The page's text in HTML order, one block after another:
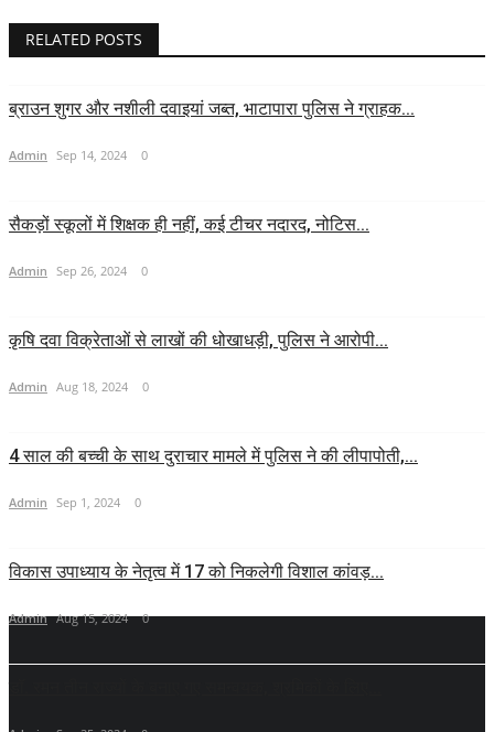
RELATED POSTS
ब्राउन शुगर और नशीली दवाइयां जब्त, भाटापारा पुलिस ने ग्राहक...
Admin Sep 14, 2024 0
सैकड़ों स्कूलों में शिक्षक ही नहीं, कई टीचर नदारद, नोटिस...
Admin Sep 26, 2024 0
कृषि दवा विक्रेताओं से लाखों की धोखाधड़ी, पुलिस ने आरोपी...
Admin Aug 18, 2024 0
4 साल की बच्ची के साथ दुराचार मामले में पुलिस ने की लीपापोती,...
Admin Sep 1, 2024 0
विकास उपाध्याय के नेतृत्व में 17 को निकलेगी विशाल कांवड़...
Admin Aug 15, 2024 0